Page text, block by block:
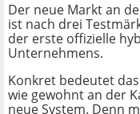
Der neue Markt an
ist nach drei
der erste offizielle
Unternehmens.
Konkret bedeutet
wie gewohnt an der
neue System. Denn